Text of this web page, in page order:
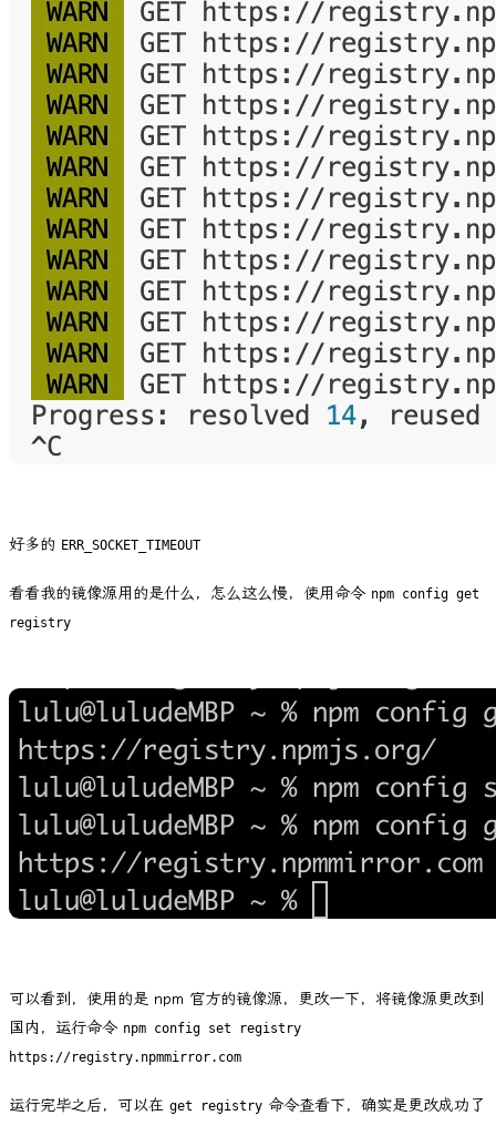
好多的 ERR_SOCKET_TIMEOUT
看看我的镜像源用的是什么，怎么这么慢，使用命令 npm config get
registry
可以看到，使用的是 npm 官方的镜像源，更改一下，将镜像源更改到
国内，运行命令 npm config set registry
https://registry.npmmirror.com
运行完毕之后，可以在 get registry 命令查看下，确实是更改成功了